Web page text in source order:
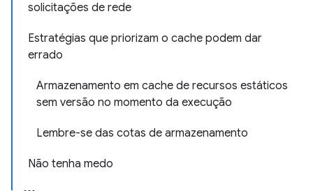
solicitações de rede
Estratégias que priorizam o cache podem dar
errado
Armazenamento em cache de recursos estáticos
sem versão no momento da execução
Lembre-se das cotas de armazenamento
Não tenha medo